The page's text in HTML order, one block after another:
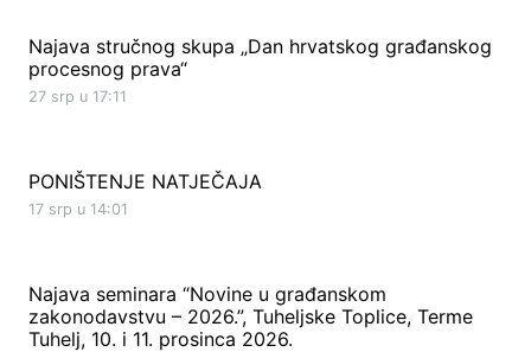
Najava stručnog skupa „Dan hrvatskog građanskog
procesnog prava“
27 srp u 17:11
PONIŠTENJE NATJEČAJA
17 srp u 14:01
Najava seminara “Novine u građanskom
zakonodavstvu – 2026.”, Tuheljske Toplice, Terme
Tuhelj, 10. i 11. prosinca 2026.